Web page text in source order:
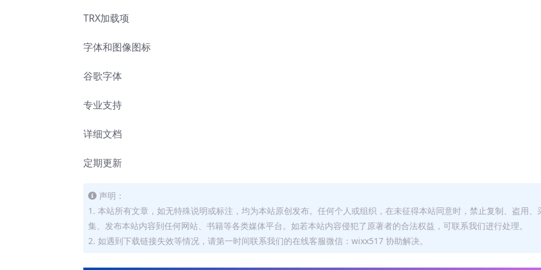
TRX加载项
字体和图像图标
谷歌字体
专业支持
详细文档
定期更新
声明：
1. 本站所有文章，如无特殊说明或标注，均为本站原创发布。任何个人或组织，在未征得本站同意时，禁止复制、盗用、
集、发布本站内容到任何网站、书籍等各类媒体平台。如若本站内容侵犯了原著者的合法权益，可联系我们进行处理。
2. 如遇到下载链接失效等情况，请第一时间联系我们的在线客服微信：wixx517 协助解决。